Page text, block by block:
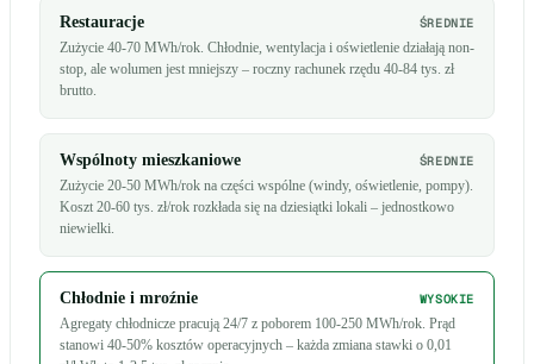
Restauracje ŚREDNIE
Zużycie 40-70 MWh/rok. Chłodnie, wentylacja i oświetlenie działają non-
stop, ale wolumen jest mniejszy – roczny rachunek rzędu 40-84 tys. zł
brutto.
Wspólnoty mieszkaniowe ŚREDNIE
Zużycie 20-50 MWh/rok na części wspólne (windy, oświetlenie, pompy).
Koszt 20-60 tys. zł/rok rozkłada się na dziesiątki lokali – jednostkowo
niewielki.
Chłodnie i mroźnie WYSOKIE
Agregaty chłodnicze pracują 24/7 z poborem 100-250 MWh/rok. Prąd
stanowi 40-50% kosztów operacyjnych – każda zmiana stawki o 0,01